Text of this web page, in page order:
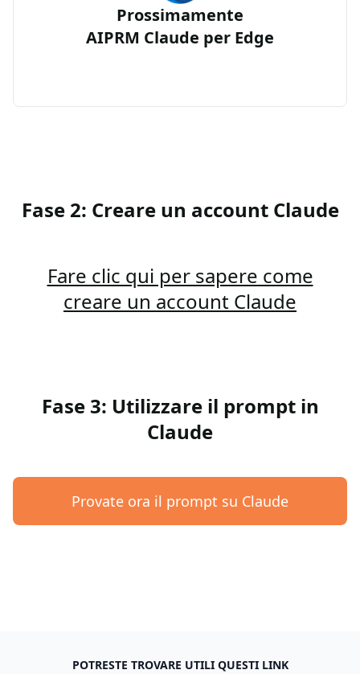
Prossimamente
AIPRM Claude per Edge
Fase 2: Creare un account Claude
Fare clic qui per sapere come
creare un account Claude
Fase 3: Utilizzare il prompt in
Claude
Provate ora il prompt su Claude
POTRESTE TROVARE UTILI QUESTI LINK